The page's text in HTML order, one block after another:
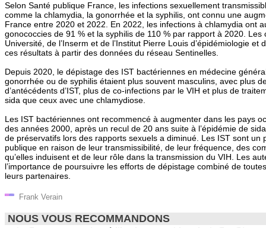
Selon Santé publique France, les infections sexuellement
comme la chlamydia, la gonorrhée et la syphilis, ont connu une
France entre 2020 et 2022. En 2022, les infections à chlamydia ont
gonococcies de 91 % et la syphilis de 110 % par rapport à 2020.
Université, de l’Inserm et de l’Institut Pierre Louis d’épidémiologie et
ces résultats à partir des données du réseau Sentinelles.
Depuis 2020, le dépistage des IST bactériennes en médecine
gonorrhée ou de syphilis étaient plus souvent masculins, avec plus
d’antécédents d’IST, plus de co-infections par le VIH et plus de
sida que ceux avec une chlamydiose.
Les IST bactériennes ont recommencé à augmenter dans les pays
des années 2000, après un recul de 20 ans suite à l’épidémie de
de préservatifs lors des rapports sexuels a diminué. Les IST sont un
publique en raison de leur transmissibilité, de leur fréquence, des
qu’elles induisent et de leur rôle dans la transmission du VIH. Les
l’importance de poursuivre les efforts de dépistage combiné de
leurs partenaires.
Frank Verain
NOUS VOUS RECOMMANDONS